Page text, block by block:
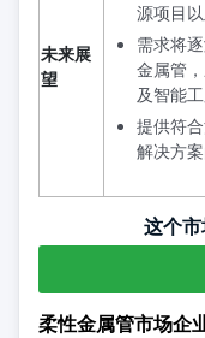
未来展
望
源项目
需求将
金属管
及智能工
提供符
解决方
这个
柔性金属管市场企